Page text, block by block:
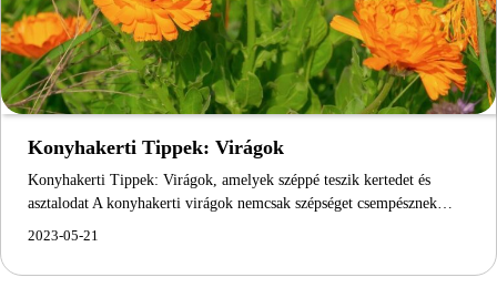
Konyhakerti Tippek: Virágok
Konyhakerti Tippek: Virágok, amelyek széppé teszik kertedet és
asztalodat A konyhakerti virágok nemcsak szépséget csempésznek…
2023-05-21